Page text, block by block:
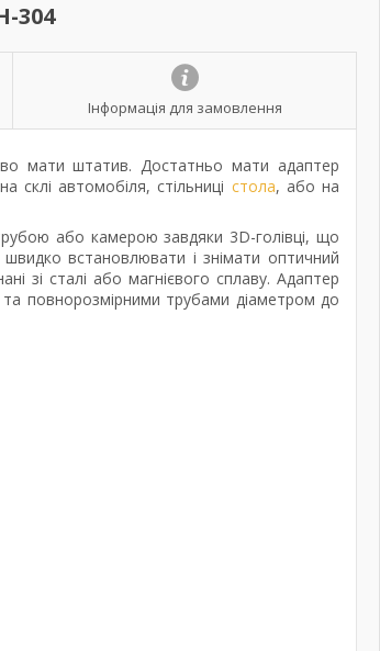
304
Інформація для замовлення
мати штатив. Достатньо мати адаптер
автомобіля, стільниці стола, або на
або камерою завдяки 3D-голівці, що
встановлювати і знімати оптичний
зі сталі або магнієвого сплаву. Адаптер
повнорозмірними трубами діаметром до